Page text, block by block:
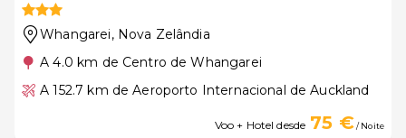
Whangarei, Nova Zelândia
A 4.0 km de Centro de Whangarei
A 152.7 km de Aeroporto Internacional de Auckland
Voo + Hotel desde 75 €/ Noite